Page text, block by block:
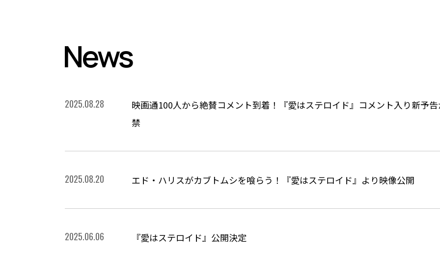
News
2025.08.28
映画通100人から絶賛コメント到着！『愛はステロイド』コメント入り新予
禁
2025.08.20 エド・ハリスがカブトムシを喰らう！『愛はステロイド』より映像公開
2025.06.06 『愛はステロイド』公開決定